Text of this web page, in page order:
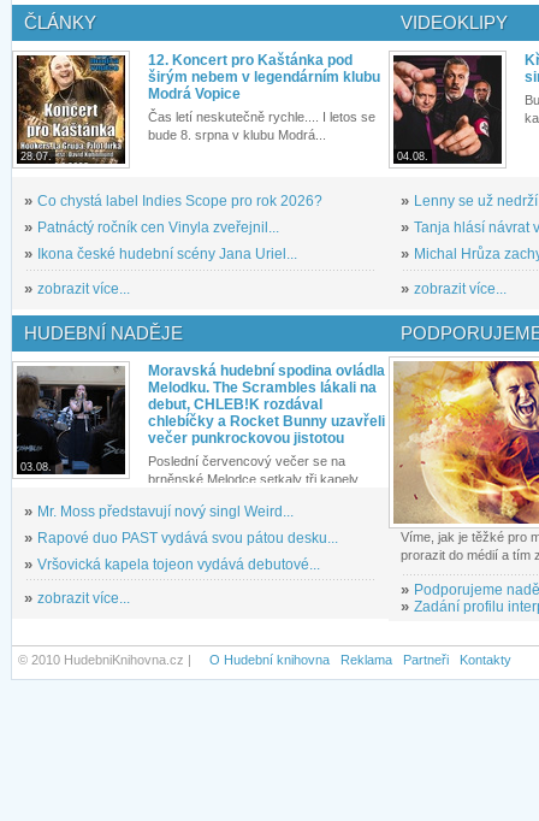
ČLÁNKY
28.07.
12. Koncert pro Kaštánka pod
širým nebem v legendárním klubu
Modrá Vopice
Čas letí neskutečně rychle.... I letos se
bude 8. srpna v klubu Modrá...
» Co chystá label Indies Scope pro rok 2026?
» Patnáctý ročník cen Vinyla zveřejnil...
»
Ikona české hudební scény Jana Uriel...
» zobrazit více...
VIDEOKLIPY
04.08.
» Lenny se už
» Tanja hlásí návrat
» Michal Hrůza
» zobrazit více...
HUDEBNÍ NADĚJE
03.08.
Moravská hudební spodina ovládla
Melodku. The Scrambles lákali na
debut, CHLEB!K rozdával
chlebíčky a Rocket Bunny uzavřeli
večer punkrockovou jistotou
Poslední červencový večer se na
brněnské Melodce setkaly tři kapely...
» Mr. Moss představují nový singl Weird...
» Rapové duo PAST vydává svou pátou desku...
» Vršovická kapela tojeon vydává debutové...
» zobrazit více...
Víme, jak je těžké pro
prorazit do médií a tím
» Podporujeme
» Zadání profilu
© 2010 HudebniKnihovna.cz | O Hudební knihovna Reklama Partneři Kontakty